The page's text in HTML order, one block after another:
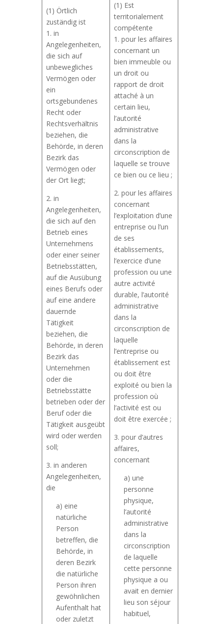
(1) Örtlich
zuständig ist
1. in
Angelegenheiten,
die sich auf
unbewegliches
Vermögen oder
ein
ortsgebundenes
Recht oder
Rechtsverhältnis
beziehen, die
Behörde, in deren
Bezirk das
Vermögen oder
der Ort liegt;
2. in
Angelegenheiten,
die sich auf den
Betrieb eines
Unternehmens
oder einer seiner
Betriebsstätten,
auf die Ausübung
eines Berufs oder
auf eine andere
dauernde
Tätigkeit
beziehen, die
Behörde, in deren
Bezirk das
Unternehmen
oder die
Betriebsstätte
betrieben oder der
Beruf oder die
Tätigkeit ausgeübt
wird oder werden
soll;
3. in anderen
Angelegenheiten,
die
a) eine
natürliche
Person
betreffen, die
Behörde, in
deren Bezirk
die natürliche
Person ihren
gewöhnlichen
Aufenthalt hat
oder zuletzt
(1) Est
territorialement
compétente
1. pour les affaires
concernant un
bien immeuble ou
un droit ou
rapport de droit
attaché à un
certain lieu,
l’autorité
administrative
dans la
circonscription de
laquelle se trouve
ce bien ou ce lieu ;
2. pour les affaires
concernant
l’exploitation d’une
entreprise ou l’un
de ses
établissements,
l’exercice d’une
profession ou une
autre activité
durable, l’autorité
administrative
dans la
circonscription de
laquelle
l’entreprise ou
établissement est
ou doit être
exploité ou bien la
profession où
l’activité est ou
doit être exercée ;
3. pour d’autres
affaires,
concernant
a) une
personne
physique,
l’autorité
administrative
dans la
circonscription
de laquelle
cette personne
physique a ou
avait en dernier
lieu son séjour
habituel,